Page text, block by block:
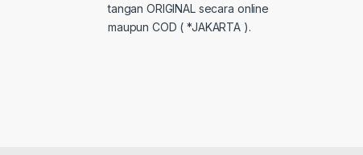
tangan ORIGINAL secara online
maupun COD ( *JAKARTA ).